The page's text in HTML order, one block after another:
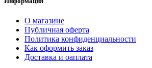
О магазине
Публичная оферта
Политика конфиденциальности
Как оформить заказ
Доставка и оаплата